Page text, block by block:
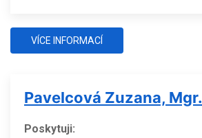
VÍCE INFORMACÍ
Pavelcová Zuzana, Mgr.
Poskytuji: